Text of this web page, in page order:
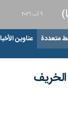
٩ آب ٢٠٢٦
متعددة عناوين